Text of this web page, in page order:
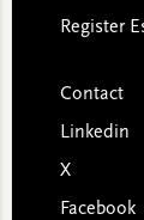
Register
Contact
Linkedin
X
Facebook